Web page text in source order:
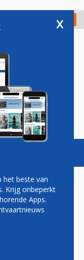
Check in
Vacatures
in
x
het beste van
Krijg onbeperkt
Apps.